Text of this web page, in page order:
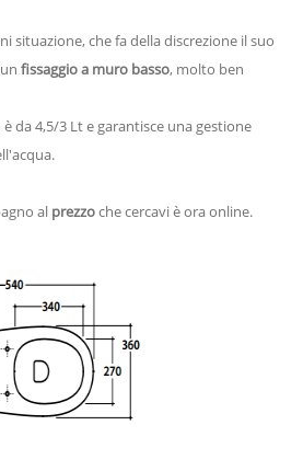
situazione, che fa della discrezione il suo
fissaggio a muro basso, molto ben
da 4,5/3 Lt e garantisce una gestione
al prezzoche cercavi è ora online.